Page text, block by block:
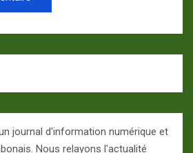
journal d'information numérique et
Nous relayons l'actualité